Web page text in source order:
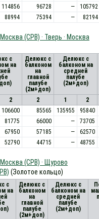
114856 96728 —
105792
88994 75394 — 82194
Москва (СРВ) · Тверь · Москва
с
на
Делюкс с
балконом
на
главной
палубе
(2м+доп)
Делюкс с
балконом на
средней
палубе
(2м+доп)
2 2 1
2
106600 85565 135955
95840
81775 66000 —
73705
67950 57185 —
62570
52790 44715 — 48755
Москва (СРВ) · Щурово
(Золотое кольцо)
с
на
Делюкс с
балконом
на
главной
палубе
(2м+доп)
Делюкс с
балконом на
средней
палубе
(2м+доп)